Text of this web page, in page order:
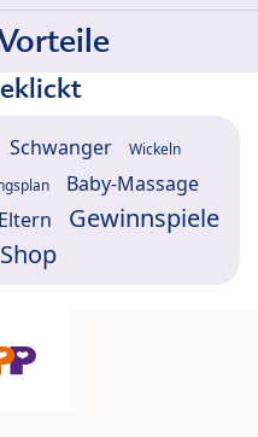
Schwanger Wickeln
Baby-Massage
Gewinnspiele